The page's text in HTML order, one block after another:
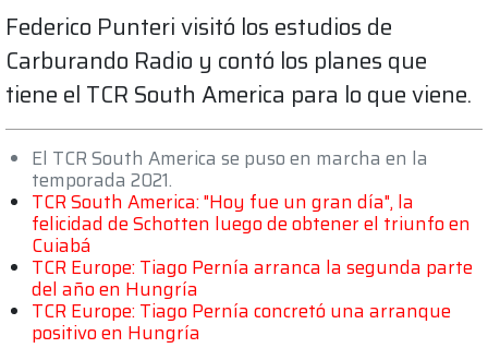
Federico Punteri visitó los estudios de
Carburando Radio y contó los planes que
tiene el TCR South America para lo que viene.
El TCR South America se puso en marcha en la
temporada 2021.
TCR South America: "Hoy fue un gran día", la
felicidad de Schotten luego de obtener el triunfo en
Cuiabá
TCR Europe: Tiago Pernía arranca la segunda parte
del año en Hungría
TCR Europe: Tiago Pernía concretó una arranque
positivo en Hungría